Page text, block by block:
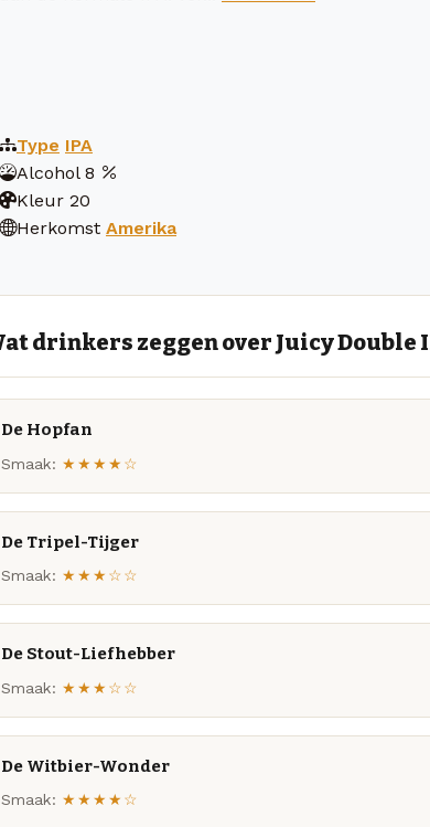
Type IPA
Alcohol 8
Kleur 20
Herkomst Amerika
drinkers zeggen over Juicy Double
De Hopfan
Smaak: ★★★★☆
De Tripel-Tijger
Smaak: ★★★☆☆
De Stout-Liefhebber
Smaak: ★★★☆☆
De Witbier-Wonder
Smaak: ★★★★☆